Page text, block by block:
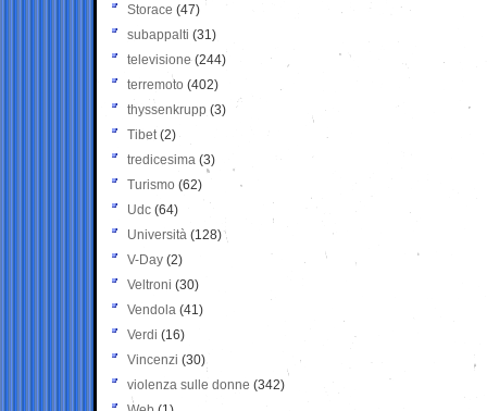
Storace (47)
subappalti (31)
televisione(244)
terremoto (402)
thyssenkrupp (3)
Tibet(2)
tredicesima (3)
Turismo (62)
Udc (64)
Università (128)
V-Day (2)
Veltroni (30)
Vendola (41)
Verdi (16)
Vincenzi (30)
violenza sulle donne (342)